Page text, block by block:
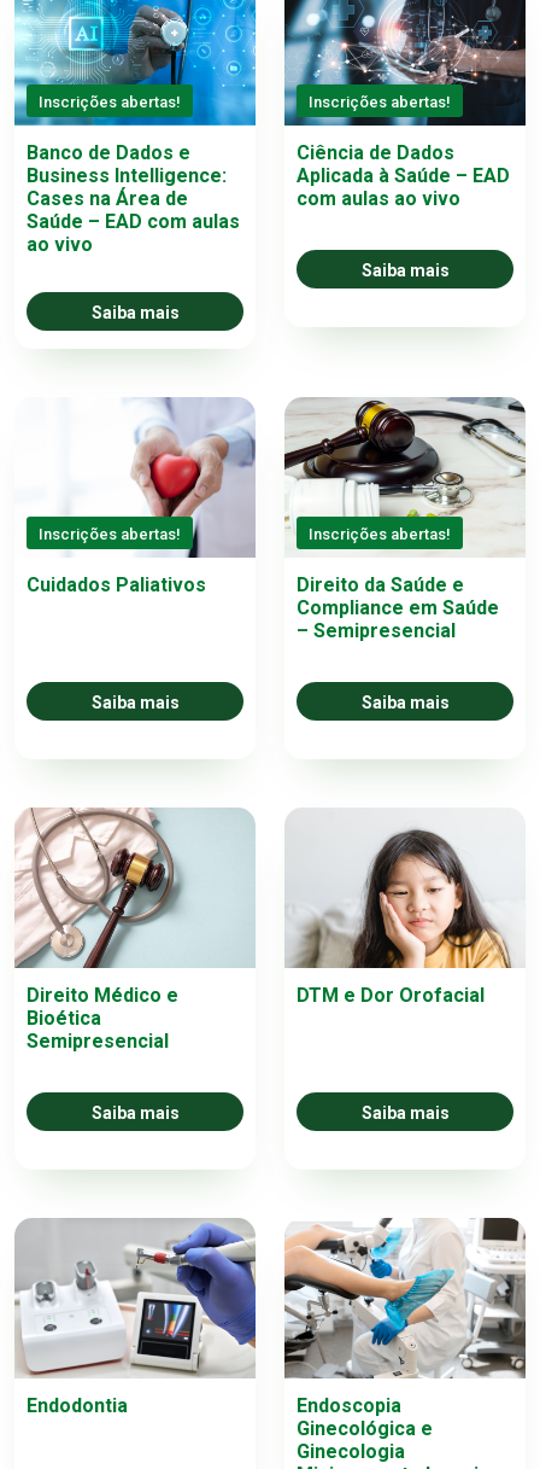
Inscrições abertas!
Banco de Dados e
Business Intelligence:
Cases na Área de
Saúde – EAD com aulas
ao vivo
Saiba mais
Inscrições abertas!
Ciência de Dados
Aplicada à Saúde – EAD
com aulas ao vivo
Saiba mais
Inscrições abertas!
Cuidados Paliativos
Saiba mais
Inscrições abertas!
Direito da Saúde e
Compliance em Saúde
– Semipresencial
Saiba mais
Direito Médico e
Bioética
Semipresencial
Saiba mais
DTM e Dor Orofacial
Saiba mais
Endodontia
Endoscopia
Ginecológica e
Ginecologia